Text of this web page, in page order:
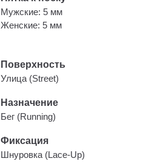
Мужские: 5 мм
Женские: 5 мм
Поверхность
Улица (Street)
Назначение
Бег (Running)
Фиксация
Шнуровка (Lace-Up)